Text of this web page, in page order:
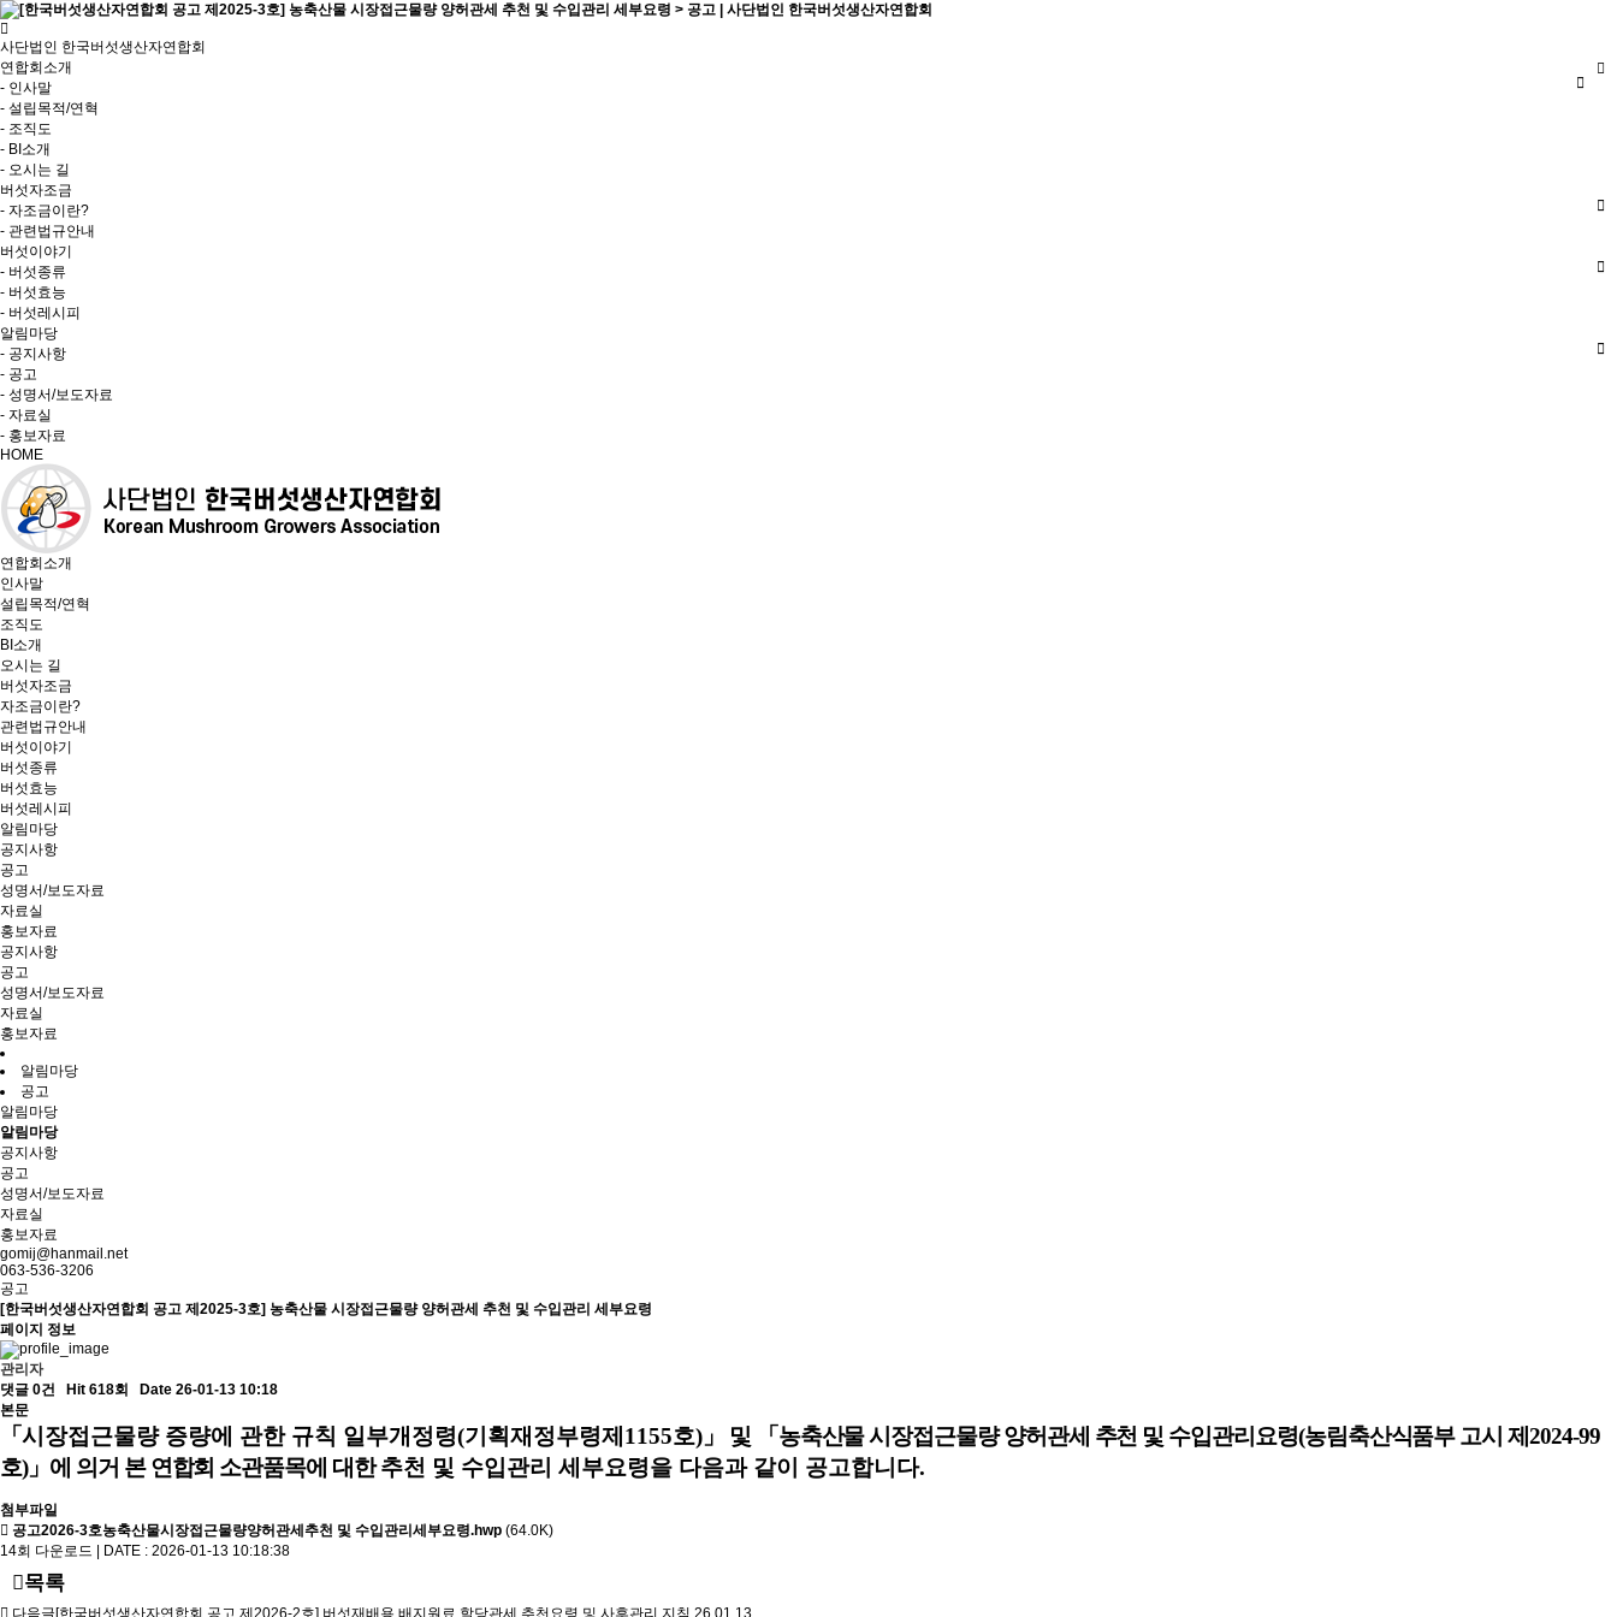
사단법인 한국버섯생산자연합회
연합회소개
- 인사말
- 설립목적/연혁
- 조직도
- BI소개
- 오시는 길
버섯자조금
- 자조금이란?
- 관련법규안내
버섯이야기
- 버섯종류
- 버섯효능
- 버섯레시피
알림마당
- 공지사항
- 공고
- 성명서/보도자료
- 자료실
- 홍보자료
HOME
연합회소개
인사말
설립목적/연혁
조직도
BI소개
오시는 길
버섯자조금
자조금이란?
관련법규안내
버섯이야기
버섯종류
버섯효능
버섯레시피
알림마당
공지사항
공고
성명서/보도자료
자료실
홍보자료
공지사항
공고
성명서/보도자료
자료실
홍보자료
알림마당
공고
알림마당
알림마당
공지사항
공고
성명서/보도자료
자료실
홍보자료
gomij@hanmail.net
063-536-3206
공고
[한국버섯생산자연합회 공고 제2025-3호] 농축산물 시장접근물량 양허관세 추천 및 수입관리 세부요령
페이지 정보
관리자
댓글 0건
Hit 618회
Date 26-01-13 10:18
본문
「 시장접근물량 증량에 관한 규칙 일부개정령(기획재정부령제 1155호)」 및 「 농축산물 시장접근물량 양허관세 추천 및 수입관리요령(농림축산식품부 고시 제 2024-99
호)」 에 의거 본 연합회 소관품목에 대한추천 및 수입관리 세부요령을 다음과 같이 공고합니다.
첨부파일
공고2026-3호농축산물시장접근물량양허관세추천 및 수입관리세부요령.hwp (64.0K)
14회 다운로드 | DATE : 2026-01-13 10:18:38
목록
다음글[한국버섯생산자연합회 공고 제2026-2호] 버섯재배용 배지원료 할당관세 추천요령 및 사후관리 지침 26.01.13